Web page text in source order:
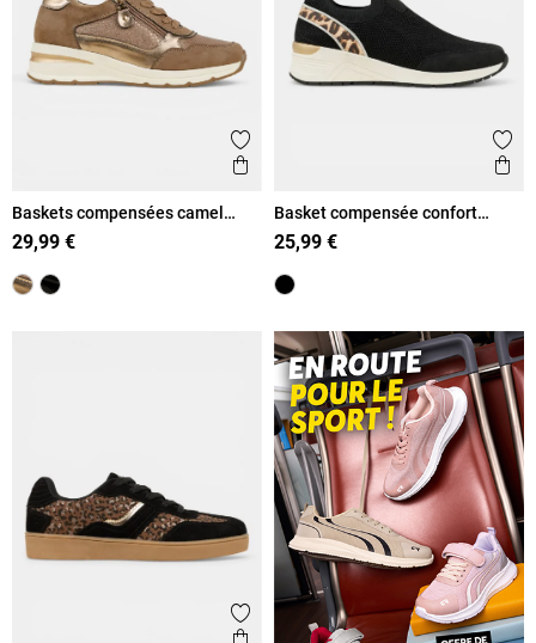
Ajouter aux favoris
Aperçu rapide
Baskets compensées camel
femme (36-41)
29,99 €
Basket compensée confort
femme (36-41)
25,99 €
Ajouter aux favoris